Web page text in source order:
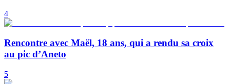
4
Rencontre avec Maël, 18 ans, qui a rendu sa croix
au pic d’Aneto
5